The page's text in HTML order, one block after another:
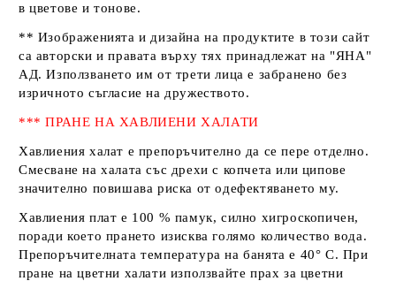
в цветове и тонове.
** Изображенията и дизайна на продуктите в този сайт
са авторски и правата върху тях принадлежат на "ЯНА"
АД. Използването им от трети лица е забранено без
изричното съгласие на дружеството.
*** ПРАНЕ НА ХАВЛИЕНИ ХАЛАТИ
Хавлиения халат е препоръчително да се пере отделно.
Смесване на халата със дрехи с копчета или ципове
значително повишава риска от одефектяването му.
Хавлиения плат е 100 % памук, силно хигроскопичен,
поради което прането изисква голямо количество вода.
Препоръчителната температура на банята е 40° С. При
пране на цветни халати използвайте прах за цветни